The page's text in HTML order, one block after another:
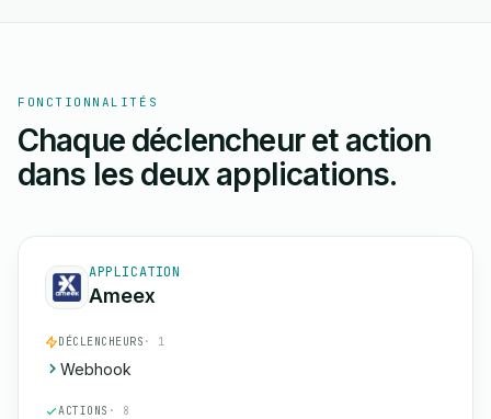
FONCTIONNALITÉS
Chaque déclencheur et action
dans les deux applications.
APPLICATION
Ameex
DÉCLENCHEURS · 1
Webhook
ACTIONS · 8